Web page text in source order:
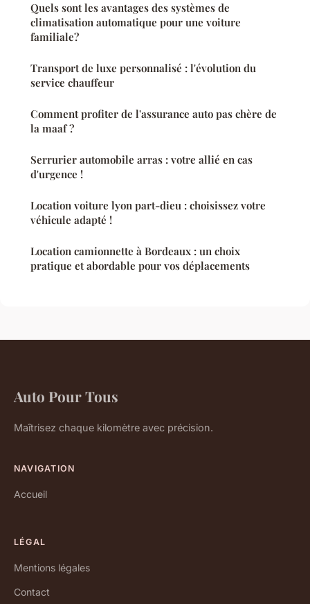
Quels sont les avantages des systèmes de
climatisation automatique pour une voiture
familiale?
Transport de luxe personnalisé : l'évolution du
service chauffeur
Comment profiter de l'assurance auto pas chère de
la maaf ?
Serrurier automobile arras : votre allié en cas
d'urgence !
Location voiture lyon part-dieu : choisissez votre
véhicule adapté !
Location camionnette à Bordeaux : un choix
pratique et abordable pour vos déplacements
Auto Pour Tous
Maîtrisez chaque kilomètre avec précision.
NAVIGATION
Accueil
LÉGAL
Mentions légales
Contact